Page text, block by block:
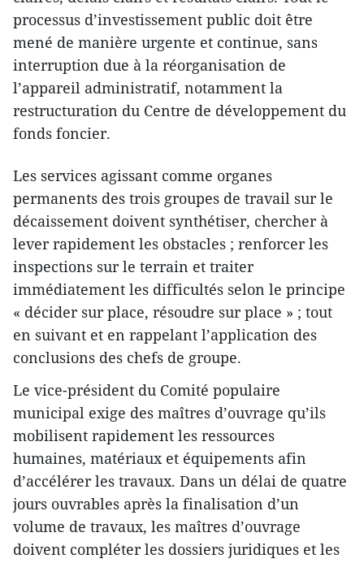
processus d’investissement public doit être
mené de manière urgente et continue, sans
interruption due à la réorganisation de
l’appareil administratif, notamment la
restructuration du Centre de développement du
fonds foncier.
Les services agissant comme organes
permanents des trois groupes de travail sur le
décaissement doivent synthétiser, chercher à
lever rapidement les obstacles ; renforcer les
inspections sur le terrain et traiter
immédiatement les difficultés selon le principe
« décider sur place, résoudre sur place » ; tout
en suivant et en rappelant l’application des
conclusions des chefs de groupe.
Le vice-président du Comité populaire
municipal exige des maîtres d’ouvrage qu’ils
mobilisent rapidement les ressources
humaines, matériaux et équipements afin
d’accélérer les travaux. Dans un délai de quatre
jours ouvrables après la finalisation d’un
volume de travaux, les maîtres d’ouvrage
doivent compléter les dossiers juridiques et les